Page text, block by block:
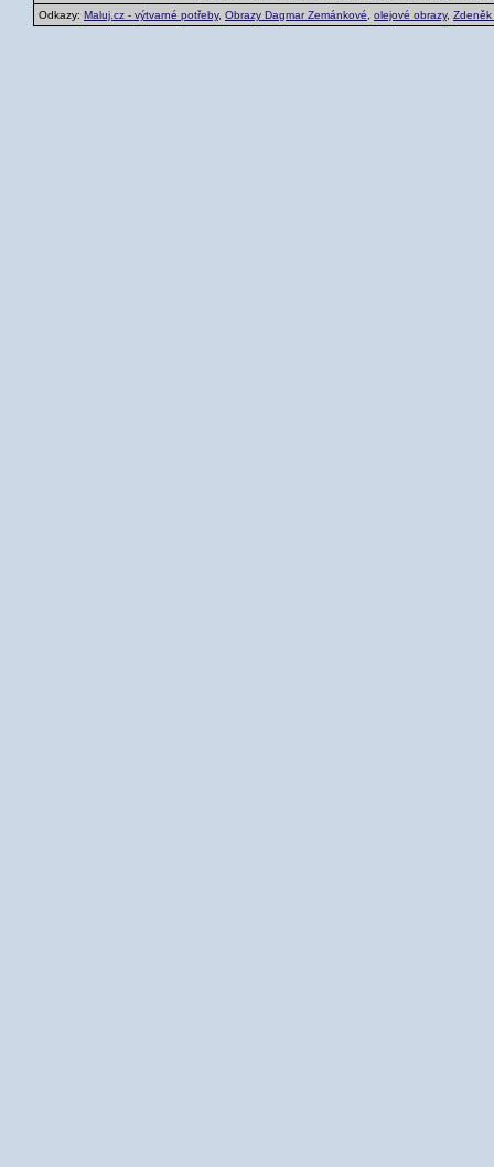
Odkazy: Maluj.cz - výtvarné potřeby, Obrazy Dagmar Zemánkové olejové obrazy, Zdeněk